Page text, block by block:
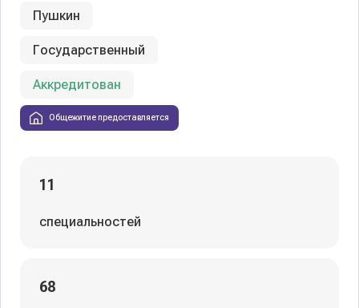
Пушкин
Государственный
Аккредитован
Общежитие предоставляется
11
специальностей
68